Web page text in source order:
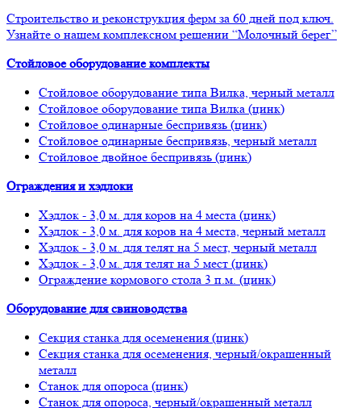
Строительство и реконструкция ферм за 60 дней под ключ.
Узнайте о нашем комплексном решении “Молочный берег”
Стойловое оборудование комплекты
Стойловое оборудование типа Вилка, черный металл
Стойловое оборудование типа Вилка (цинк)
Стойловое одинарные беспривязь (цинк)
Стойловое одинарные беспривязь, черный металл
Стойловое двойное беспривязь (цинк)
Ограждения и хэдлоки
Хэдлок - 3,0 м. для коров на 4 места (цинк)
Хэдлок - 3,0 м. для коров на 4 места, черный металл
Хэдлок - 3,0 м. для телят на 5 мест, черный металл
Хэдлок - 3,0 м. для телят на 5 мест (цинк)
Ограждение кормового стола 3 п.м. (цинк)
Оборудование для свиноводства
Секция станка для осеменения (цинк)
Секция станка для осеменения, черный/окрашенный
металл
Станок для опороса (цинк)
Станок для опороса, черный/окрашенный металл